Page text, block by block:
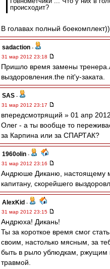
происходит?
В голавах полный
sadaction -
31 мар 2012 23:18
Пришло время замены
выздоровления.the nit'у-заката.
SAS -
31 мар 2012 23:17
впередсмотрящий » 01 апр
Олег - а ты вообще то
за Карпина или за СПАРТАК?
1960olin -
31 мар 2012 23:16
Андрюше Диканю, настоящему
капитану, скорейшего
AlexKid -
31 мар 2012 23:15
Андрюха! Дикань!
Ты за короткое время смог
своим, настолько мясным, за
быть в рыло ублюдкам, ржущим
травмой.